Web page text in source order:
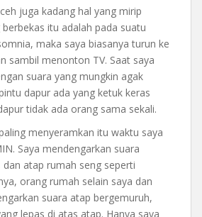
juga kadang hal yang mirip
itu adalah pada suatu
maka saya biasanya turun ke
sambil menonton TV. Saat saya
suara yang mungkin agak
dapur ada yang ketuk keras
tidak ada orang sama sekali.
menyeramkan itu waktu saya
Saya mendengarkan suara
atap rumah seng seperti
orang rumah selain saya dan
suara atap bergemuruh,
lepas di atas atap. Hanya saya